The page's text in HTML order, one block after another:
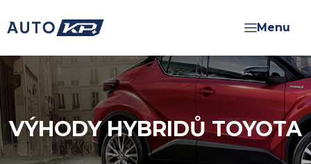
VÝHODY HYBRIDŮ TOYOTA